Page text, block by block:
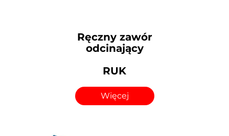
Ręczny zawór
odcinający
RUK
Więcej